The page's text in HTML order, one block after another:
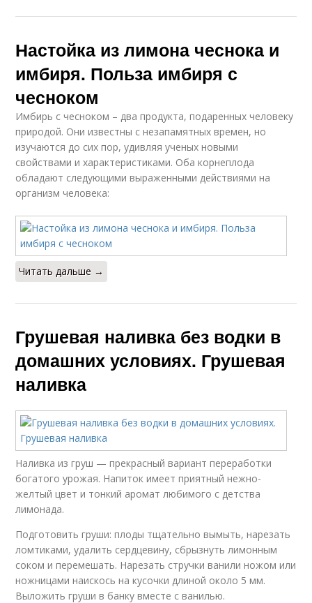
Настойка из лимона чеснока и
имбиря. Польза имбиря с
чесноком
Имбирь с чесноком – два продукта, подаренных человеку
природой. Они известны с незапамятных времен, но
изучаются до сих пор, удивляя ученых новыми
свойствами и характеристиками. Оба корнеплода
обладают следующими выраженными действиями на
организм человека:
Читать дальше →
Грушевая наливка без водки в
домашних условиях. Грушевая
наливка
Наливка из груш — прекрасный вариант переработки
богатого урожая. Напиток имеет приятный нежно-
желтый цвет и тонкий аромат любимого с детства
лимонада.
Подготовить груши: плоды тщательно вымыть, нарезать
ломтиками, удалить сердцевину, сбрызнуть лимонным
соком и перемешать. Нарезать стручки ванили ножом или
ножницами наискось на кусочки длиной около 5 мм.
Выложить груши в банку вместе с ванилью.